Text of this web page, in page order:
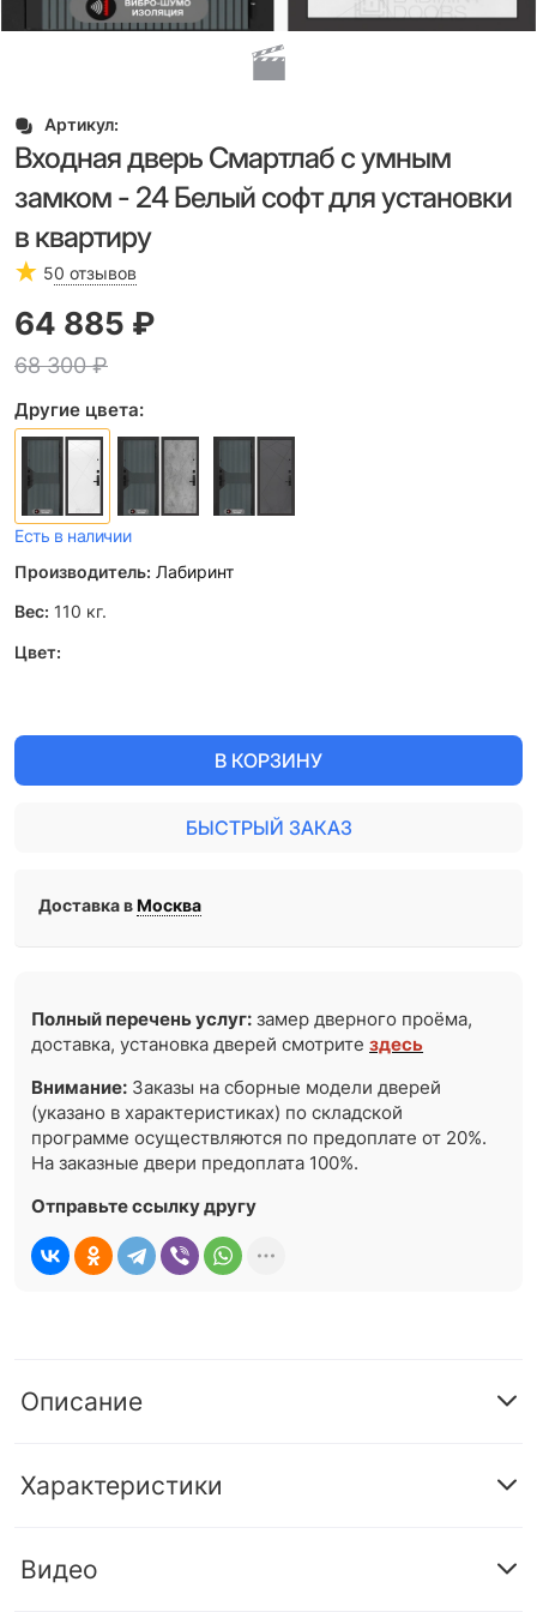
Артикул:
Входная дверь Смартлаб с умным
замком - 24 Белый софт для установки
в квартиру
50 отзывов
68 300 ₽
64 885 ₽
Другие цвета:
Есть в наличии
Производитель: Лабиринт
Вес: 110 кг.
Цвет:
В КОРЗИНУ
БЫСТРЫЙ ЗАКАЗ
Доставка вМосква
Полный перечень услуг: замер дверного проёма,
доставка, установка дверей смотритездесь
Внимание: Заказы на сборные модели дверей
(указано в характеристиках) по складской
программе осуществляются по предоплате от 20%.
На заказные двери предоплата 100%.
Отправьте ссылку другу
Описание
Характеристики
Видео